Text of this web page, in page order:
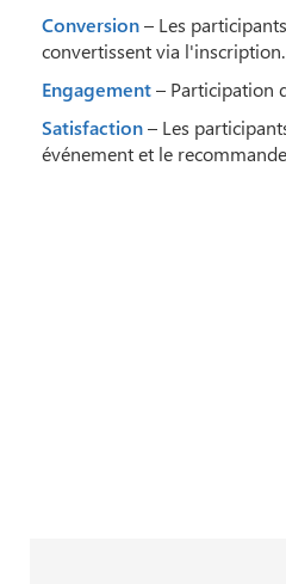
Conversion– Les
convertissent via l'inscription.
Engagement– Participation
Satisfaction– Les
événement et le